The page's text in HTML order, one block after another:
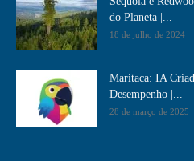
do Planeta |...
18 de julho de 2024
Maritaca: IA
Desempenho​ |...
28 de março de 2025